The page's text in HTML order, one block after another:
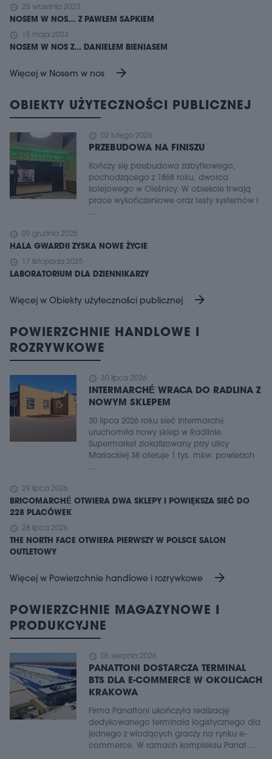
schedule 28 września 2023
NOSEM W NOS… Z PAWŁEM SAPKIEM
schedule 15 maja 2023
NOSEM W NOS Z... DANIELEM BIENIASEM
Więcej w Nosem w nos arrow_forward
OBIEKTY UŻYTECZNOŚCI PUBLICZNEJ
schedule 02 lutego 2026
PRZEBUDOWA NA FINISZU
Kończy się przebudowa zabytkowego,
pochodzącego z 1868 roku, dworca
kolejowego w Oleśnicy. W obiekcie trwają
prace wykończeniowe oraz testy systemów i
...
schedule 09 grudnia 2025
HALA GWARDII ZYSKA NOWE ŻYCIE
schedule 17 listopada 2025
LABORATORIUM DLA DZIENNIKARZY
Więcej w Obiekty użyteczności publicznej arrow_forward
POWIERZCHNIE HANDLOWE I
ROZRYWKOWE
schedule 30 lipca 2026
INTERMARCHÉ WRACA DO RADLINA Z
NOWYM SKLEPEM
30 lipca 2026 roku sieć Intermarché
uruchomiła nowy sklep w Radlinie.
Supermarket zlokalizowany przy ulicy
Mariackiej 38 oferuje 1 tys. mkw. powierzch
...
schedule 29 lipca 2026
BRICOMARCHÉ OTWIERA DWA SKLEPY I POWIĘKSZA SIEĆ DO
228 PLACÓWEK
schedule 28 lipca 2026
THE NORTH FACE OTWIERA PIERWSZY W POLSCE SALON
OUTLETOWY
Więcej w Powierzchnie handlowe i rozrywkowe arrow_forward
POWIERZCHNIE MAGAZYNOWE I
PRODUKCYJNE
schedule 05 sierpnia 2026
PANATTONI DOSTARCZA TERMINAL
BTS DLA E-COMMERCE W OKOLICACH
KRAKOWA
Firma Panattoni ukończyła realizację
dedykowanego terminala logistycznego dla
jednego z wiodących graczy na rynku e-
commerce. W ramach kompleksu Panat ...